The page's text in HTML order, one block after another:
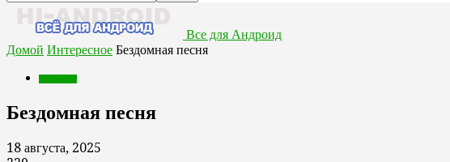
Все для Андроид
Домой Интересное Бездомная песня
Бездомная песня
18 августа, 2025